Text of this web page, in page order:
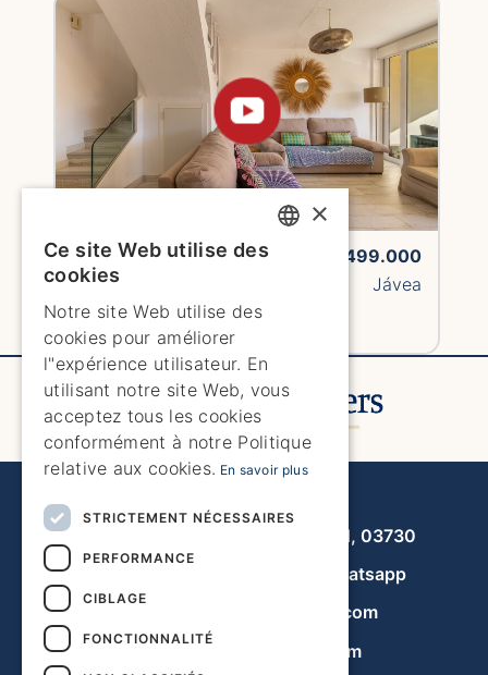
1700H1
€499.000
Appartement
Jávea
Voir la propriété
Avenida de la Libertad 19, local 11, 03730
Whatsapp
info@javeahomefinders.com
fr.javeahomefinders.com
ENGLISH
GERMAN
FRENCH
DUTCH
×
Ce site Web utilise des
cookies
Notre site Web utilise des
cookies pour améliorer
l"expérience utilisateur. En
utilisant notre site Web, vous
acceptez tous les cookies
conformément à notre Politique
relative aux cookies. En savoir plus
STRICTEMENT NÉCESSAIRES
PERFORMANCE
CIBLAGE
FONCTIONNALITÉ